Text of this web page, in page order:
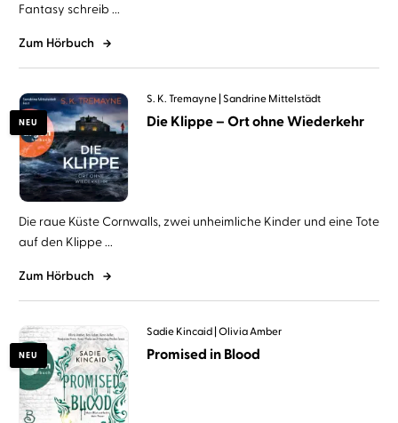
Fantasy schreib ...
Zum Hörbuch
NEU
S. K. Tremayne Sandrine Mittelstädt
Die Klippe – Ort ohne Wiederkehr
Die raue Küste Cornwalls, zwei unheimliche Kinder und eine Tote
auf den Klippe ...
Zum Hörbuch
NEU
Sadie Kincaid Olivia Amber
Promised in Blood